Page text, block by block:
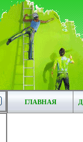
ГЛАВНАЯ